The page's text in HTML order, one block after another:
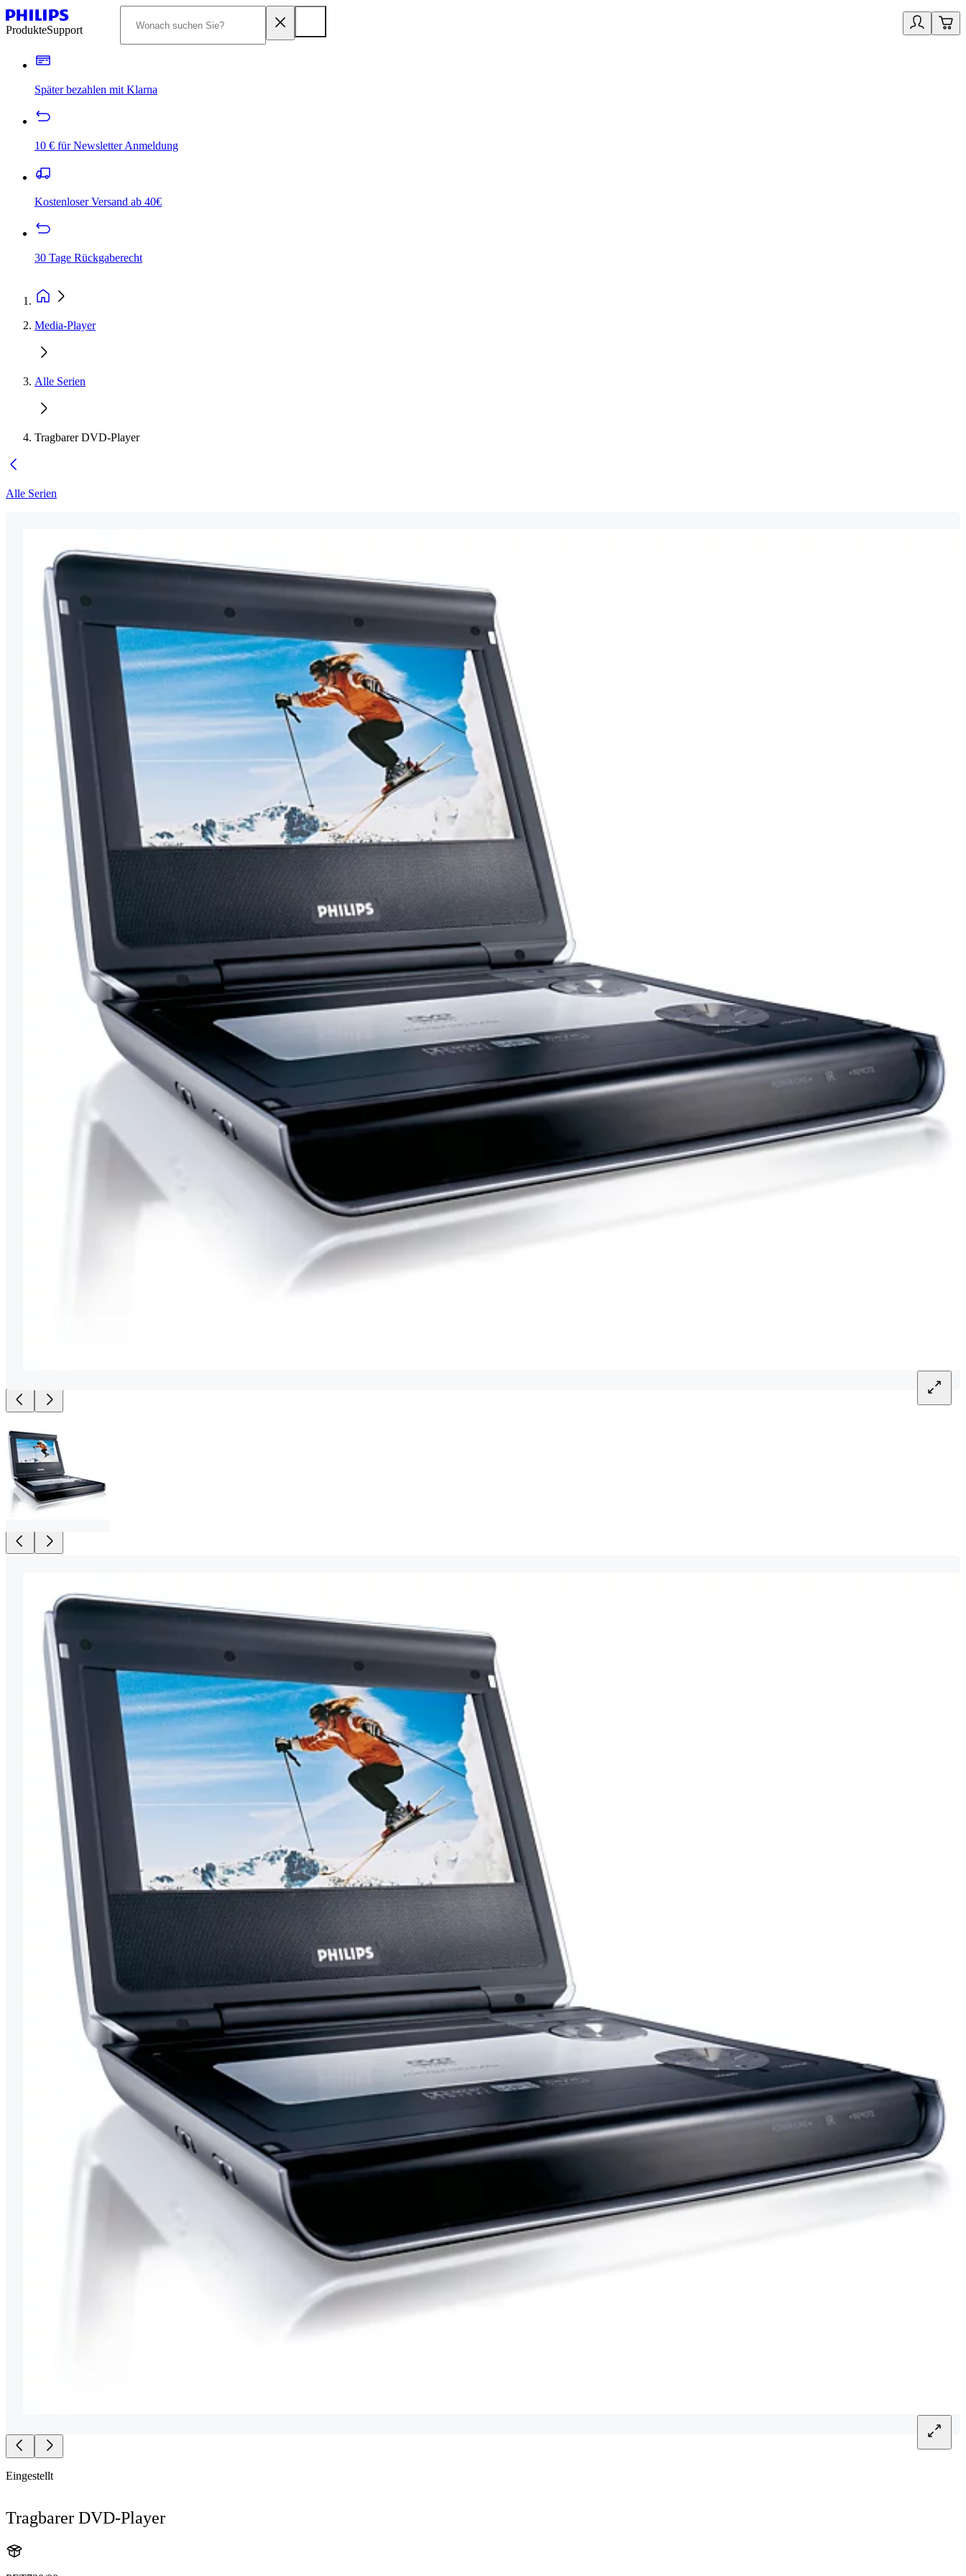
ProdukteSupport
Später bezahlen mit Klarna
10 € für Newsletter Anmeldung
Kostenloser Versand ab 40€
30 Tage Rückgaberecht
Media-Player
Alle Serien
Tragbarer DVD-Player
Alle Serien
Eingestellt
Tragbarer DVD-Player